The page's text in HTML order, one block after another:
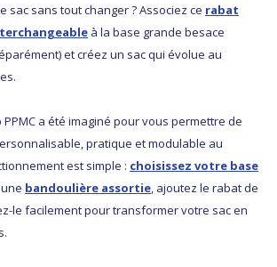
sac sans tout changer ? Associez ce rabat
à la base grande besace
et créez un sac qui évolue au
PPMC a été imaginé pour vous permettre de
pratique et modulable au
est simple : choisissez votre base
bandoulière assortie, ajoutez le rabat de
le facilement pour transformer votre sac en